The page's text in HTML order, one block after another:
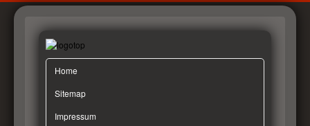
Home
Sitemap
Impressum